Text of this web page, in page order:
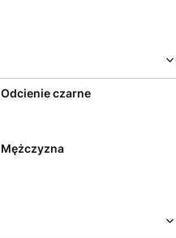
Odcienie czarne
Mężczyzna